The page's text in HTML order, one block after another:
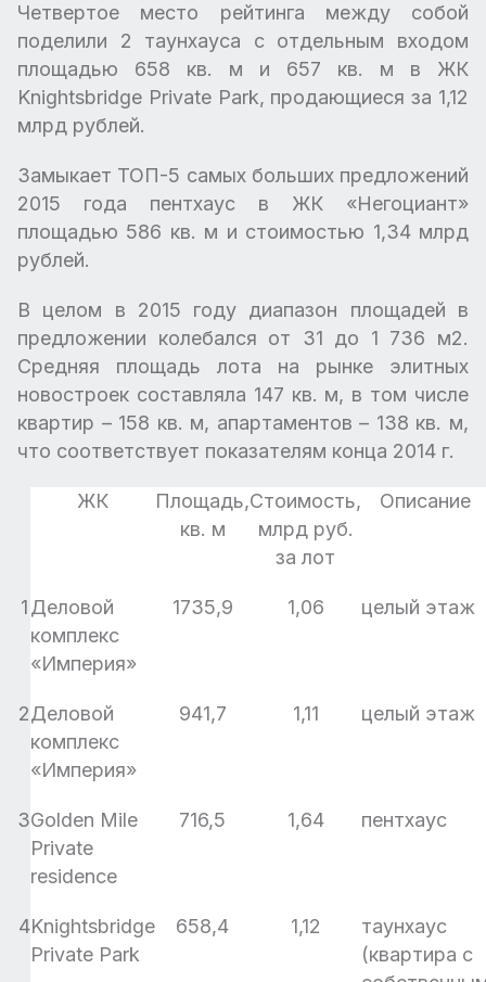
Четвертое место рейтинга между собой
поделили 2 таунхауса с отдельным входом
площадью 658 кв. м и 657 кв. м в ЖК
Knightsbridge Private Park, продающиеся за 1,12
млрд рублей.
Замыкает ТОП-5 самых больших предложений
2015 года пентхаус в ЖК «Негоциант»
площадью 586 кв. м и стоимостью 1,34 млрд
рублей.
В целом в 2015 году диапазон площадей в
предложении колебался от 31 до 1 736 м2.
Средняя площадь лота на рынке элитных
новостроек составляла 147 кв. м, в том числе
квартир – 158 кв. м, апартаментов – 138 кв. м,
что соответствует показателям конца 2014 г.
ЖК
Площадь,
кв. м
Стоимость,
млрд руб.
за лот
Описание
1Деловой
комплекс
«Империя»
1735,9 1,06 целый этаж
2Деловой
комплекс
«Империя»
941,7 1,11 целый этаж
3Golden Mile
Private
residence
716,5 1,64 пентхаус
4Knightsbridge
Private Park
658,4 1,12
таунхаус
(квартира с